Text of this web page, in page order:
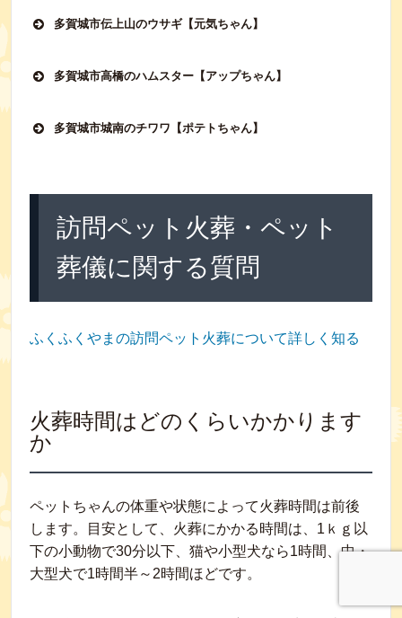
多賀城市伝上山のウサギ【元気ちゃん】
多賀城市高橋のハムスター【アップちゃん】
多賀城市城南のチワワ【ポテトちゃん】
訪問ペット火葬・ペット
葬儀に関する質問
ふくふくやまの訪問ペット火葬について詳しく知る
火葬時間はどのくらいかかります
か
ペットちゃんの体重や状態によって火葬時間は前後
します。目安として、火葬にかかる時間は、1ｋｇ以
下の小動物で30分以下、猫や小型犬なら1時間、中・
大型犬で1時間半～2時間ほどです。